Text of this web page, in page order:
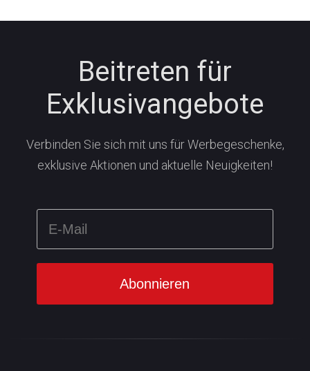
Beitreten für
Exklusivangebote
Verbinden Sie sich mit uns für Werbegeschenke,
exklusive Aktionen und aktuelle Neuigkeiten!